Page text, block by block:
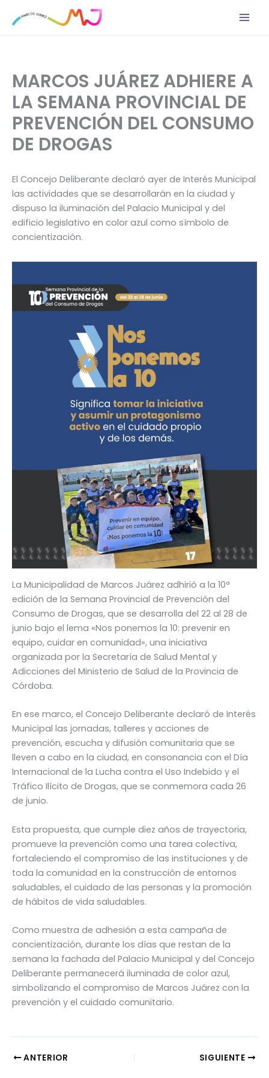
MARCOS JUÁREZ ADHIERE A
LA SEMANA PROVINCIAL DE
PREVENCIÓN DEL CONSUMO
DE DROGAS
El Concejo Deliberante declaró ayer de Interés Municipal
las actividades que se desarrollarán en la ciudad y
dispuso la iluminación del Palacio Municipal y del
edificio legislativo en color azul como símbolo de
concientización.
La Municipalidad de Marcos Juárez adhirió a la 10ª
edición de la Semana Provincial de Prevención del
Consumo de Drogas, que se desarrolla del 22 al 28 de
junio bajo el lema «Nos ponemos la 10: prevenir en
equipo, cuidar en comunidad», una iniciativa
organizada por la Secretaría de Salud Mental y
Adicciones del Ministerio de Salud de la Provincia de
Córdoba.
En ese marco, el Concejo Deliberante declaró de Interés
Municipal las jornadas, talleres y acciones de
prevención, escucha y difusión comunitaria que se
lleven a cabo en la ciudad, en consonancia con el Día
Internacional de la Lucha contra el Uso Indebido y el
Tráfico Ilícito de Drogas, que se conmemora cada 26
de junio.
Esta propuesta, que cumple diez años de trayectoria,
promueve la prevención como una tarea colectiva,
fortaleciendo el compromiso de las instituciones y de
toda la comunidad en la construcción de entornos
saludables, el cuidado de las personas y la promoción
de hábitos de vida saludables.
Como muestra de adhesión a esta campaña de
concientización, durante los días que restan de la
semana la fachada del Palacio Municipal y del Concejo
Deliberante permanecerá iluminada de color azul,
simbolizando el compromiso de Marcos Juárez con la
prevención y el cuidado comunitario.
ANTERIOR SIGUIENTE